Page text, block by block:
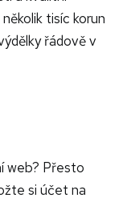
tisíc korun
řádově v
web? Přesto
si účet na